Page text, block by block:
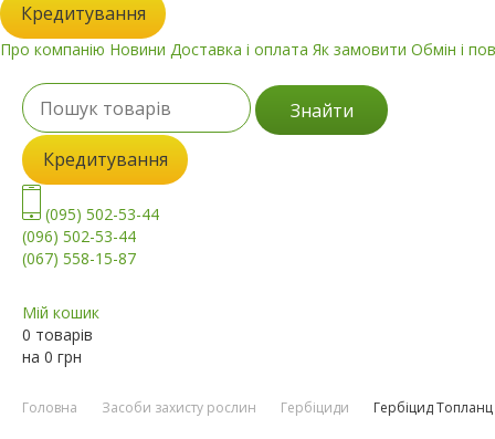
Кредитування
Про компанію Новини Доставка і оплата Як замовити Обмін і
Знайти
Кредитування
(095) 502-53-44
(096) 502-53-44
(067) 558-15-87
Мій кошик
0 товарів
на 0 грн
Головна Засоби захисту рослин Гербіциди Гербіцид Топланц